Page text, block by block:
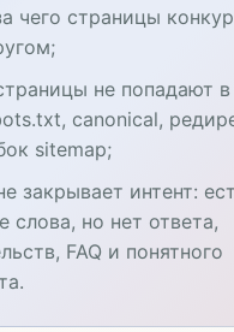
чего страницы
не попадают в
canonical,
sitemap;
закрывает интент:
слова, но нет ответа,
FAQ и понятного